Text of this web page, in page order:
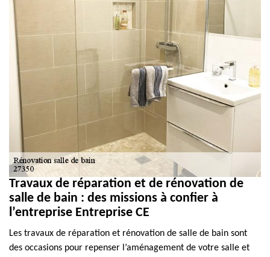
Travaux de réparation et de rénovation de
salle de bain : des missions à confier à
l’entreprise Entreprise CE
Les travaux de réparation et rénovation de salle de bain sont
des occasions pour repenser l’aménagement de votre salle et